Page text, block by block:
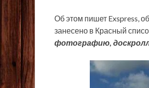
Об этом пишет Exspress,
занесено в Красный
фотографию,